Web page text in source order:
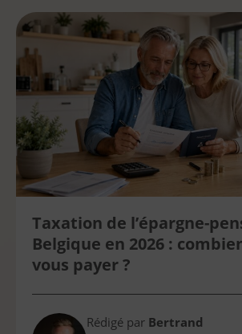
Taxation de l’épargne-
Belgique en 2026 :
vous payer ?
Rédigé par Bertrand